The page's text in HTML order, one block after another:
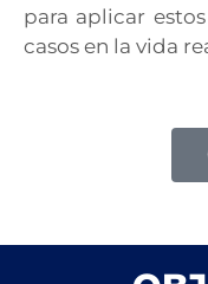
para aplicar
casos en la vida